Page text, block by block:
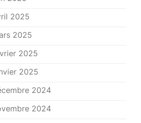
2025
2025
2025
2025
2024
2024